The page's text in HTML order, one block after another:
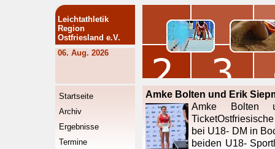
Leichtathletik
Region
Ostfriesland e.V.
06. Aug. 2026
Startseite
Archiv
Ergebnisse
Termine
Amke Bolten und Erik
Amke Bolten
bei U18- DM in
beiden U18-